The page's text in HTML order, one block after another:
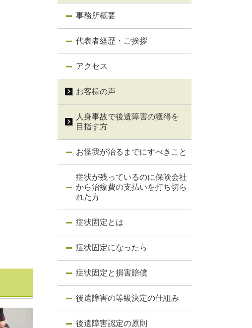
事務所概要
代表者経歴・ご挨拶
アクセス
お客様の声
人身事故で後遺障害の獲得を
目指す方
お怪我が治るまでにすべきこと
症状が残っているのに保険会社
から治療費の支払いを打ち切ら
れた方
症状固定とは
症状固定になったら
症状固定と損害賠償
後遺障害の等級決定の仕組み
後遺障害認定の原則